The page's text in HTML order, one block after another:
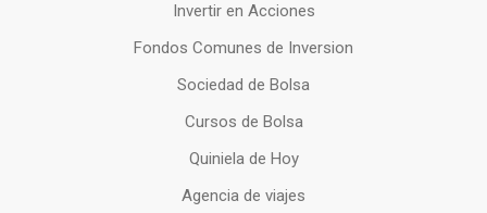
Invertir en Acciones
Fondos Comunes de Inversion
Sociedad de Bolsa
Cursos de Bolsa
Quiniela de Hoy
Agencia de viajes